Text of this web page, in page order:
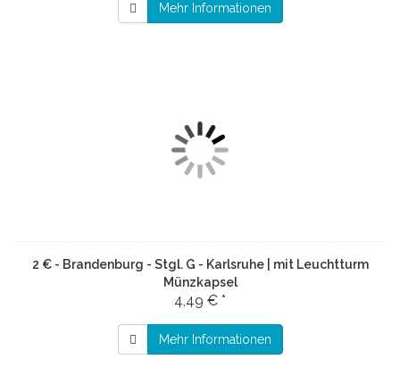
Mehr Informationen
2 € - Brandenburg - Stgl. G - Karlsruhe | mit Leuchtturm
Münzkapsel
4,49 € *
Mehr Informationen